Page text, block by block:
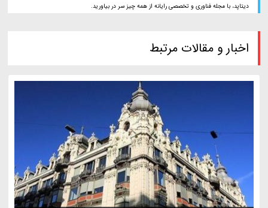
دیتاپد، با مجله فناوری و تخصصی رایانه از همه چیز سر در بیاورید.
اخبار و مقالات مرتبط